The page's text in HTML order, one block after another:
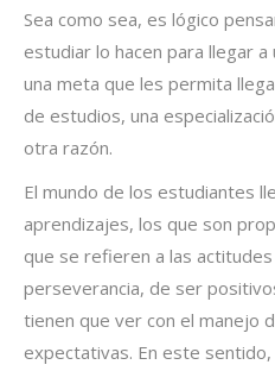
Sea como sea, es lógico
estudiar lo hacen para llegar
una meta que les permita
de estudios, una
otra razón.
El mundo de los estudiantes
aprendizajes, los que son
que se refieren a las
perseverancia, de ser
tienen que ver con el manejo
expectativas. En este